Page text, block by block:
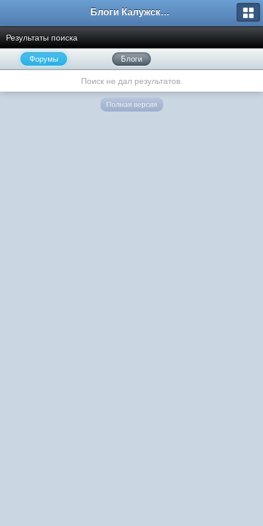
Блоги Калужского перекрестка
Результаты поиска
Форумы Блоги
Поиск не дал результатов.
Полная версия